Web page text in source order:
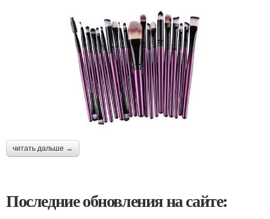
читать дальше →
Последние обновления на сайте: